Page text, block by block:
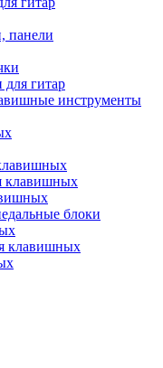
панели
гитар
инструменты
клавишных
блоки
клавишных